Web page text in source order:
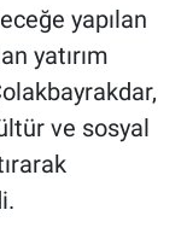
yapılan
yatırım
ve sosyal